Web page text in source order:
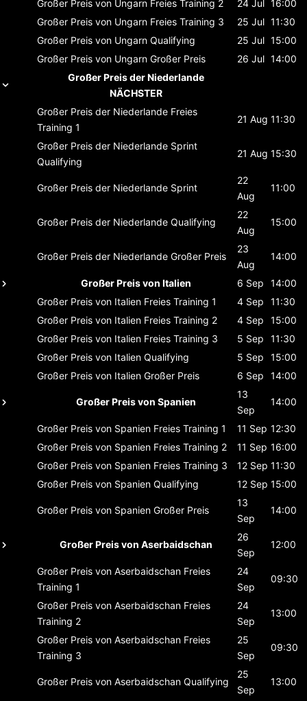
Großer Preis von Ungarn Freies Training 2 24 Jul
16:00
Großer Preis von Ungarn Freies Training 3 25 Jul 11:30
Großer Preis von Ungarn Qualifying 25 Jul 15:00
Großer Preis von Ungarn Großer Preis 26 Jul 14:00
Großer Preis der Niederlande
NÄCHSTER
Großer Preis der Niederlande Freies
Training 1
21 Aug 11:30
Großer Preis der Niederlande Sprint
Qualifying
21 Aug 15:30
Großer Preis der Niederlande Sprint
22
Aug
11:00
Großer Preis der Niederlande Qualifying
22
Aug
15:00
Großer Preis der Niederlande Großer Preis
23
Aug
14:00
Großer Preis von Italien 6 Sep
14:00
Großer Preis von Italien Freies Training 1 4 Sep
11:30
Großer Preis von Italien Freies Training 2 4 Sep
15:00
Großer Preis von Italien Freies Training 3 5 Sep
11:30
Großer Preis von Italien Qualifying 5 Sep
15:00
Großer Preis von Italien Großer Preis 6 Sep 14:00
Großer Preis von Spanien
13
Sep
14:00
Großer Preis von Spanien Freies Training 1 11 Sep 12:30
Großer Preis von Spanien Freies Training 2 11 Sep 16:00
Großer Preis von Spanien Freies Training 3 12 Sep 11:30
Großer Preis von Spanien Qualifying 12 Sep 15:00
Großer Preis von Spanien Großer Preis
13
Sep
14:00
Großer Preis von Aserbaidschan
26
Sep
12:00
Großer Preis von Aserbaidschan Freies
Training 1
24
Sep
09:30
Großer Preis von Aserbaidschan Freies
Training 2
24
Sep
13:00
Großer Preis von Aserbaidschan Freies
Training 3
25
Sep
09:30
Großer Preis von Aserbaidschan Qualifying
25
Sep
13:00